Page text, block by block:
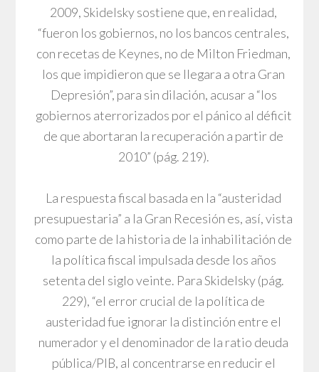
2009, Skidelsky sostiene que, en realidad,
“fueron los gobiernos, no los bancos centrales,
con recetas de Keynes, no de Milton Friedman,
los que impidieron que se llegara a otra Gran
Depresión”, para sin dilación, acusar a “los
gobiernos aterrorizados por el pánico al déficit
de que abortaran la recuperación a partir de
2010” (pág. 219).
La respuesta fiscal basada en la “austeridad
presupuestaria” a la Gran Recesión es, así, vista
como parte de la historia de la inhabilitación de
la política fiscal impulsada desde los años
setenta del siglo veinte. Para Skidelsky (pág.
229), “el error crucial de la política de
austeridad fue ignorar la distinción entre el
numerador y el denominador de la ratio deuda
pública/PIB, al concentrarse en reducir el